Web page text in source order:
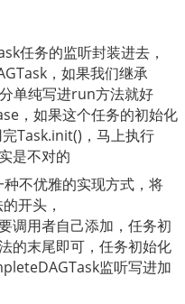
任务的监听封装进去，
，如果我们继承
单纯写进run方法就好
，如果这个任务的初始化
Task.init()，马上执行
是不对的
不优雅的实现方式，将
开头，
调用者自己添加，任务初
的末尾即可，任务初始化
监听写进加